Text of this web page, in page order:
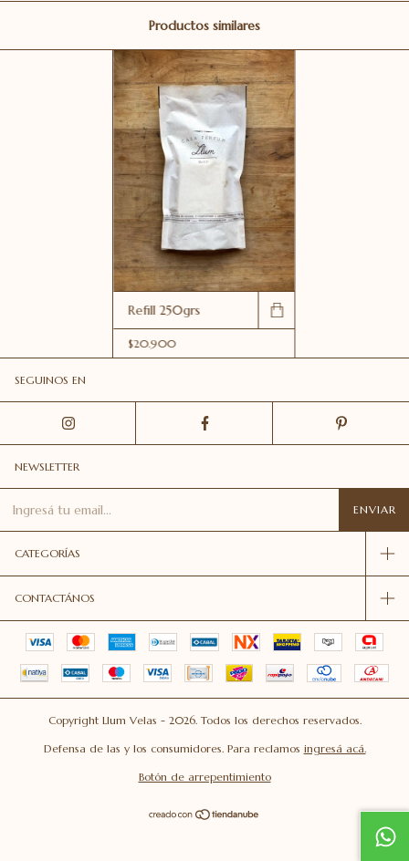
Productos similares
Refill 250grs
$20.900
SEGUINOS EN
NEWSLETTER
CATEGORÍAS
CONTACTÁNOS
Copyright Llum Velas - 2026. Todos los derechos reservados.
Defensa de las y los consumidores. Para reclamos ingresá acá.
Botón de arrepentimiento